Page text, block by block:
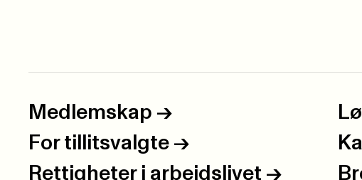
Medlemskap ->
For tillitsvalgte ->
Rettigheter i arbeidslivet ->